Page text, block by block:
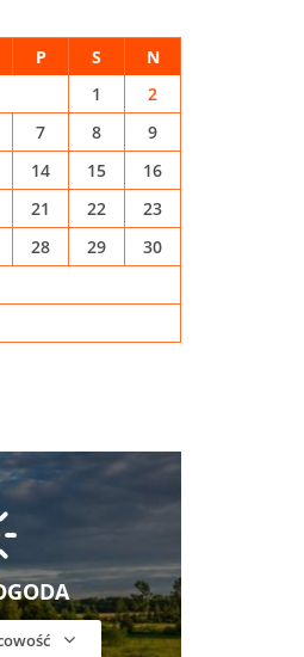
P S N
1
2
7 8
9
14 15
16
21 22
23
28 29
30